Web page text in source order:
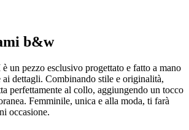
b&w
un pezzo esclusivo progettato e fatto a mano
ai dettagli. Combinando stile e originalità,
perfettamente al collo, aggiungendo un tocco
Femminile, unica e alla moda, ti farà
occasione.